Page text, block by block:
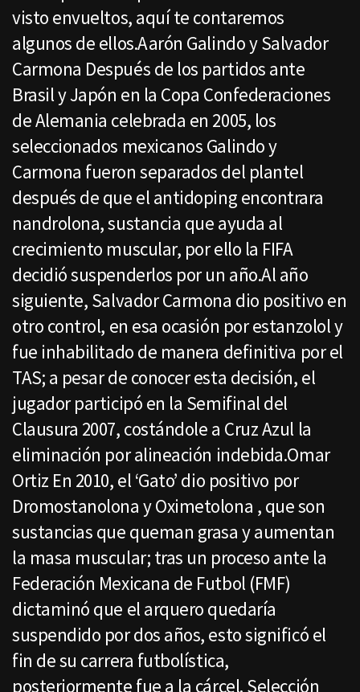
visto envueltos, aquí te contaremos
algunos de ellos.Aarón Galindo y Salvador
Carmona Después de los partidos ante
Brasil y Japón en la Copa Confederaciones
de Alemania celebrada en 2005, los
seleccionados mexicanos Galindo y
Carmona fueron separados del plantel
después de que el antidoping encontrara
nandrolona, sustancia que ayuda al
crecimiento muscular, por ello la FIFA
decidió suspenderlos por un año.Al año
siguiente, Salvador Carmona dio positivo en
otro control, en esa ocasión por estanzolol y
fue inhabilitado de manera definitiva por el
TAS; a pesar de conocer esta decisión, el
jugador participó en la Semifinal del
Clausura 2007, costándole a Cruz Azul la
eliminación por alineación indebida.Omar
Ortiz En 2010, el ‘Gato’ dio positivo por
Dromostanolona y Oximetolona , que son
sustancias que queman grasa y aumentan
la masa muscular; tras un proceso ante la
Federación Mexicana de Futbol (FMF)
dictaminó que el arquero quedaría
suspendido por dos años, esto significó el
fin de su carrera futbolística,
posteriormente fue a la cárcel. Selección